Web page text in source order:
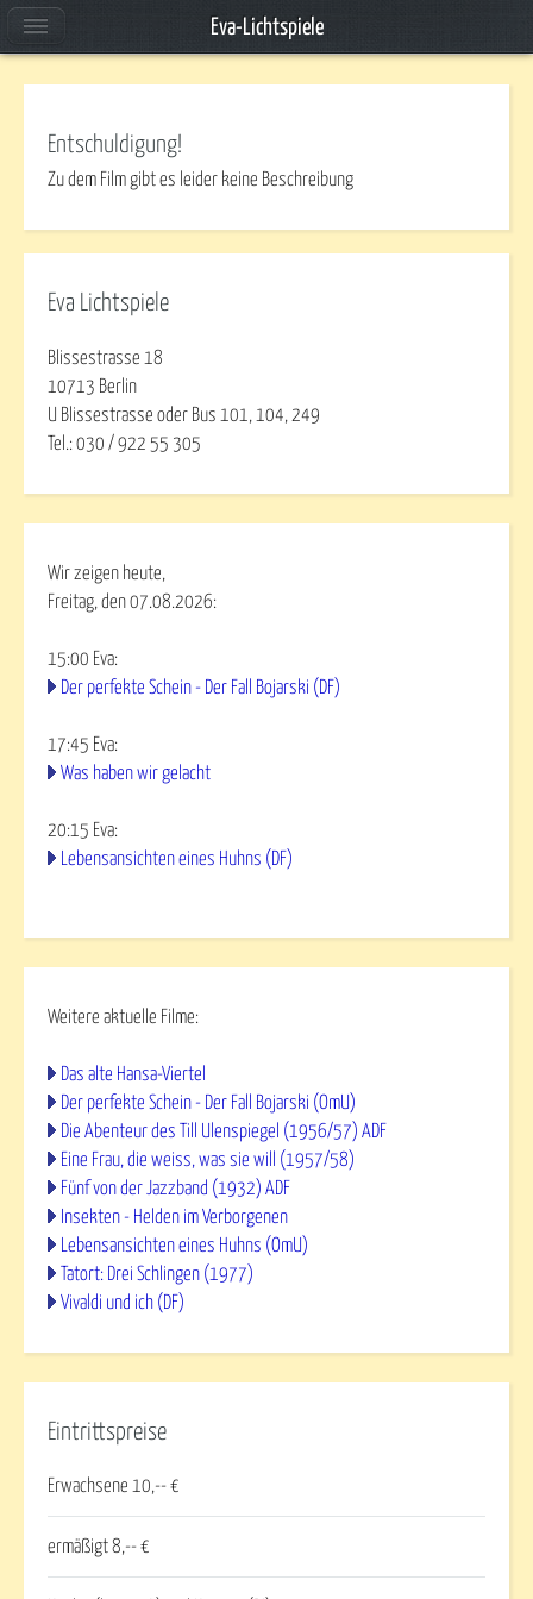
Eva Lichtspiele
Blissestrasse 18
10713 Berlin
U Blissestrasse oder Bus 101, 104, 249
Tel.: 030 / 922 55 305
Wir zeigen heute,
Freitag, den 07.08.2026:
15:00 Eva:
Der perfekte Schein - Der Fall Bojarski (DF)
17:45 Eva:
Was haben wir gelacht
20:15 Eva:
Lebensansichten eines Huhns (DF)
Weitere aktuelle Filme:
Das alte Hansa-Viertel
Der perfekte Schein - Der Fall Bojarski (OmU)
Die Abenteur des Till Ulenspiegel (1956/57) ADF
Eine Frau, die weiss, was sie will (1957/58)
Fünf von der Jazzband (1932) ADF
Insekten - Helden im Verborgenen
Lebensansichten eines Huhns (OmU)
Tatort: Drei Schlingen (1977)
Vivaldi und ich (DF)
Eintrittspreise
Erwachsene 10,-- €
ermäßigt 8,-- €
Entschuldigung!
Zu dem Film gibt es leider keine Beschreibung
Eva-Lichtspiele